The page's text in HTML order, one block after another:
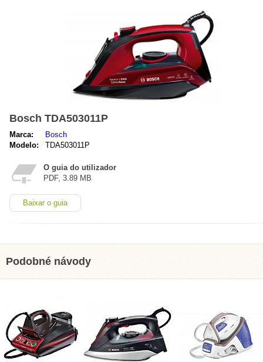
Bosch TDA503011P
Marca:
Bosch
Modelo:
TDA503011P
O guia do utilizador
PDF, 3.89 MB
Baixar o guia
Podobné návody